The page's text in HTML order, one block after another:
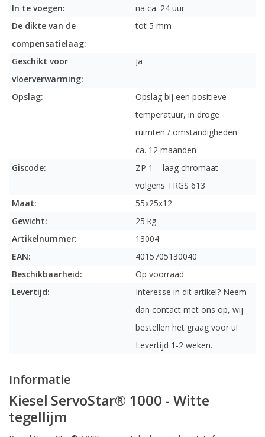
In te voegen:
na ca. 24 uur
De dikte van de
compensatielaag:
tot 5 mm
Geschikt voor
vloerverwarming:
Ja
Opslag:
Opslag bij een positieve
temperatuur, in droge
ruimten / omstandigheden
ca. 12 maanden
Giscode:
ZP 1 – laag chromaat
volgens TRGS 613
Maat:
55x25x12
Gewicht:
25 kg
Artikelnummer:
13004
EAN:
4015705130040
Beschikbaarheid:
Op voorraad
Levertijd:
Interesse in dit artikel? Neem
dan contact met ons op, wij
bestellen het graag voor u!
Levertijd 1-2 weken.
Informatie
Kiesel ServoStar® 1000 - Witte
tegellijm